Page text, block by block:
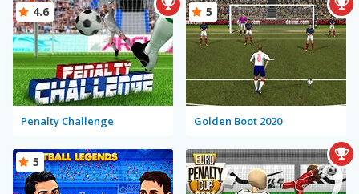
Penalty Challenge
4.6
Golden Boot 2020
5
5